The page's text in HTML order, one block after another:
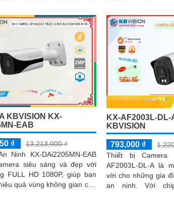
sát dự án dân dụng
KBVISION KX-
EAB
₫
13,213,000 ₫
Ninh KX-DAi2205MN-EAB
siêu sáng và đẹp với
FULL HD 1080P, giúp bạn
quả vùng không gian của
KX-AF2003L-DL-
KBVISION
793,000 ₫
Thiết bị
AF2003L-DL-A là
vời cho những gia
an ninh. Với chip hình ảnh 2.0